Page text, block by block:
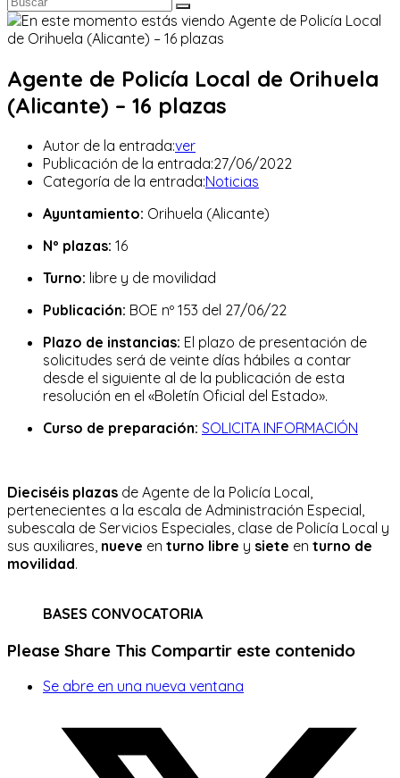
Agente de Policía Local de Orihuela
(Alicante) – 16 plazas
Autor de la entrada:ver
Publicación de la entrada:27/06/2022
Categoría de la entrada:Noticias
Ayuntamiento: Orihuela (Alicante)
Nº plazas: 16
Turno: libre y de movilidad
Publicación: BOE nº 153 del 27/06/22
Plazo de instancias: El plazo de presentación de
solicitudes será de veinte días hábiles a contar
desde el siguiente al de la publicación de esta
resolución en el «Boletín Oficial del Estado».
Curso de preparación: SOLICITA INFORMACIÓN
Dieciséis plazas de Agente de la Policía Local,
pertenecientes a la escala de Administración Especial,
subescala de Servicios Especiales, clase de Policía Local y
sus auxiliares, nueve en turno libre y siete en turno de
movilidad.
BASES CONVOCATORIA
Please Share This Compartir este contenido
Se abre en una nueva ventana